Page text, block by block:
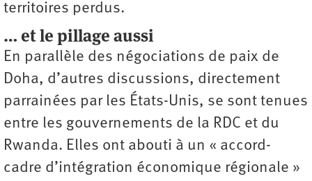
territoires perdus.
… et le pillage aussi
En parallèle des négociations de paix de
Doha, d’autres discussions, directement
parrainées par les États-Unis, se sont tenues
entre les gouvernements de la RDC et du
Rwanda. Elles ont abouti à un « accord-
cadre d’intégration économique régionale »